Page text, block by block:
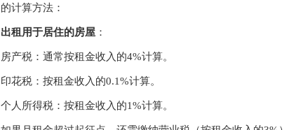
的计算方法：
出租用于居住的房屋 ：
房产税：通常按租金收入的4%计算。
印花税：按租金收入的0.1%计算。
个人所得税：按租金收入的1%计算。